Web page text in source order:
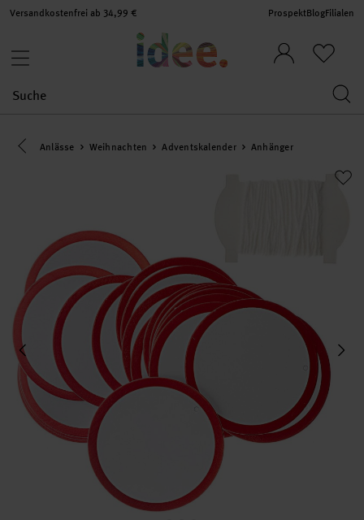
Versandkostenfrei ab 34,99 € ProspektBlogFilialen
Eine Kategorie zurück navigieren
Anlässe Weihnachten Adventskalender Anhänger